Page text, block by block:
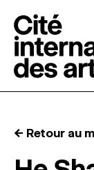
← Retour au